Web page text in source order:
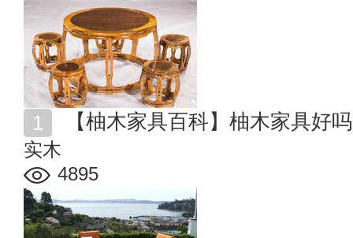
【柚木家具百科】柚木家具好
实木
4895